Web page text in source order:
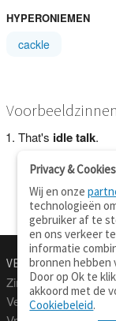
HYPERONIEMEN
cackle
Voorbeeldzinnen
That's idle talk.
VERTALEN.NU
Zinnen vertalen
Verklarend
Privacy & Cookies
Wij en onze
technologieën
gebruiker af te
en ons verkeer
informatie
bronnen hebben
Door op Ok te
akkoord met de
Cookiebeleid.